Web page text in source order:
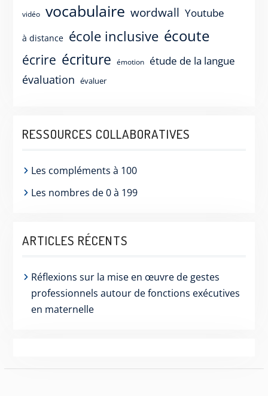
vidéo vocabulaire wordwall Youtube
à distance école inclusive écoute
écrire écriture émotion étude de la langue
évaluation évaluer
RESSOURCES COLLABORATIVES
Les compléments à 100
Les nombres de 0 à 199
ARTICLES RÉCENTS
Réflexions sur la mise en œuvre de gestes
professionnels autour de fonctions exécutives
en maternelle